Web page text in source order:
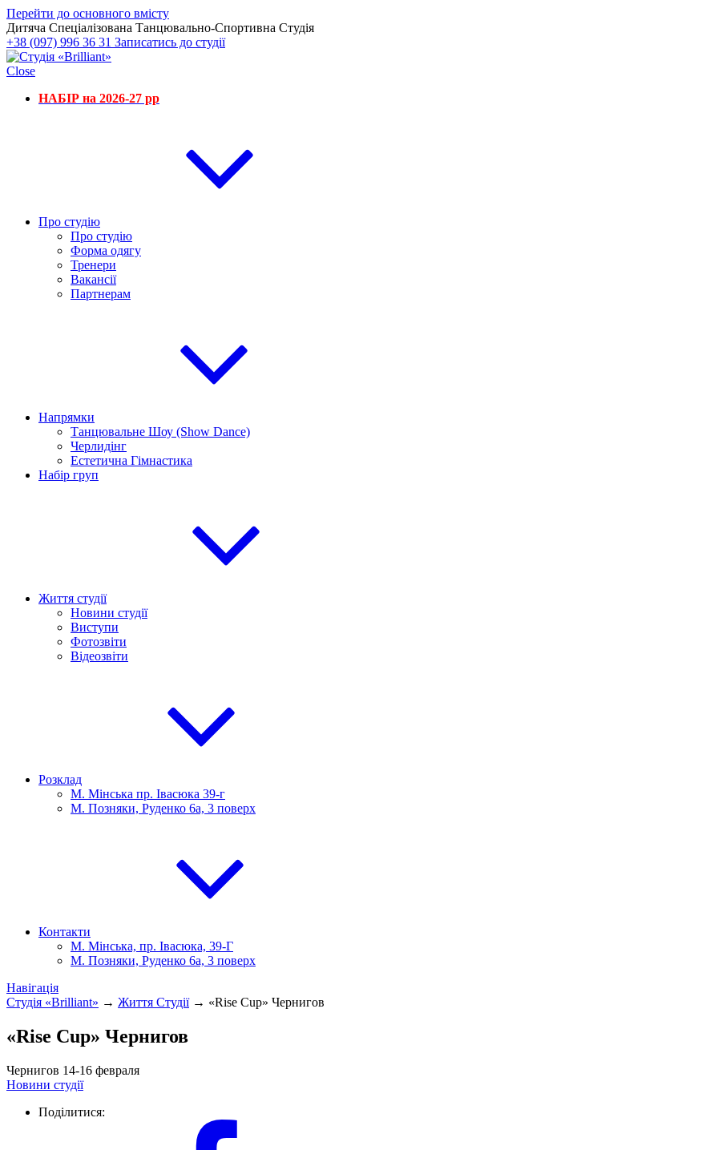
Перейти до основного вмісту
Дитяча Спеціалізована Танцювально-Спортивна Студія
+38 (097) 996 36 31 Записатись до студії
Close
НАБІР на 2026-27 рр
Про студію
Про студію
Форма одягу
Тренери
Вакансії
Партнерам
Напрямки
Танцювальне Шоу (Show Dance)
Черлидінг
Естетична Гімнастика
Набір груп
Життя студії
Новини студії
Виступи
Фотозвіти
Відеозвіти
Розклад
М. Мінська пр. Івасюка 39-г
М. Позняки, Руденко 6а, 3 поверх
Контакти
М. Мінська, пр. Івасюка, 39-Г
М. Позняки, Руденко 6а, 3 поверх
Навігація
Студія «Brilliant» → Життя Студії→ «Rise Cup» Чернигов
«Rise Cup» Чернигов
Чернигов 14-16 февраля
Новини студії
Поділитися: